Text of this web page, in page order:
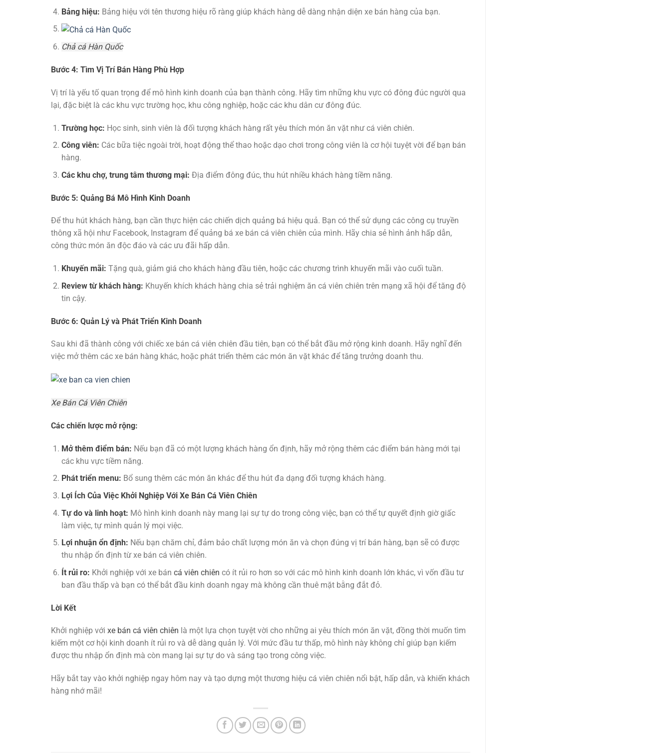
Bảng hiệu: Bảng hiệu với tên thương hiệu rõ ràng giúp khách hàng dễ dàng nhận diện xe bán hàng của bạn.
Chả cá Hàn Quốc
Bước 4: Tìm Vị Trí Bán Hàng Phù Hợp
Vị trí là yếu tố quan trọng để mô hình kinh doanh của bạn thành công. Hãy tìm những khu vực có đông đúc người qua
lại, đặc biệt là các khu vực trường học, khu công nghiệp, hoặc các khu dân cư đông đúc.
Trường học: Học sinh, sinh viên là đối tượng khách hàng rất yêu thích món ăn vặt như cá viên chiên.
Công viên: Các bữa tiệc ngoài trời, hoạt động thể thao hoặc dạo chơi trong công viên là cơ hội tuyệt vời để bạn bán
hàng.
Các khu chợ, trung tâm thương mại: Địa điểm đông đúc, thu hút nhiều khách hàng tiềm năng.
Bước 5: Quảng Bá Mô Hình Kinh Doanh
Để thu hút khách hàng, bạn cần thực hiện các chiến dịch quảng bá hiệu quả. Bạn có thể sử dụng các công cụ truyền
thông xã hội như Facebook, Instagram để quảng bá xe bán cá viên chiên của mình. Hãy chia sẻ hình ảnh hấp dẫn,
công thức món ăn độc đáo và các ưu đãi hấp dẫn.
Khuyến mãi: Tặng quà, giảm giá cho khách hàng đầu tiên, hoặc các chương trình khuyến mãi vào cuối tuần.
Review từ khách hàng: Khuyến khích khách hàng chia sẻ trải nghiệm ăn cá viên chiên trên mạng xã hội để tăng độ
tin cậy.
Bước 6: Quản Lý và Phát Triển Kinh Doanh
Sau khi đã thành công với chiếc xe bán cá viên chiên đầu tiên, bạn có thể bắt đầu mở rộng kinh doanh. Hãy nghĩ đến
việc mở thêm các xe bán hàng khác, hoặc phát triển thêm các món ăn vặt khác để tăng trưởng doanh thu.
Xe Bán Cá Viên Chiên
Các chiến lược mở rộng:
Mở thêm điểm bán: Nếu bạn đã có một lượng khách hàng ổn định, hãy mở rộng thêm các điểm bán hàng mới tại
các khu vực tiềm năng.
Phát triển menu: Bổ sung thêm các món ăn khác để thu hút đa dạng đối tượng khách hàng.
Lợi Ích Của Việc Khởi Nghiệp Với Xe Bán Cá Viên Chiên
Tự do và linh hoạt: Mô hình kinh doanh này mang lại sự tự do trong công việc, bạn có thể tự quyết định giờ giấc
làm việc, tự mình quản lý mọi việc.
Lợi nhuận ổn định: Nếu bạn chăm chỉ, đảm bảo chất lượng món ăn và chọn đúng vị trí bán hàng, bạn sẽ có được
thu nhập ổn định từ xe bán cá viên chiên.
Ít rủi ro: Khởi nghiệp với xe bán cá viên chiên có ít rủi ro hơn so với các mô hình kinh doanh lớn khác, vì vốn đầu tư
ban đầu thấp và bạn có thể bắt đầu kinh doanh ngay mà không cần thuê mặt bằng đắt đỏ.
Lời Kết
Khởi nghiệp với xe bán cá viên chiên là một lựa chọn tuyệt vời cho những ai yêu thích món ăn vặt, đồng thời muốn tìm
kiếm một cơ hội kinh doanh ít rủi ro và dễ dàng quản lý. Với mức đầu tư thấp, mô hình này không chỉ giúp bạn kiếm
được thu nhập ổn định mà còn mang lại sự tự do và sáng tạo trong công việc.
Hãy bắt tay vào khởi nghiệp ngay hôm nay và tạo dựng một thương hiệu cá viên chiên nổi bật, hấp dẫn, và khiến khách
hàng nhớ mãi!